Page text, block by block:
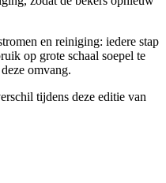
en reiniging: iedere stap
op grote schaal soepel te
omvang.
tijdens deze editie van